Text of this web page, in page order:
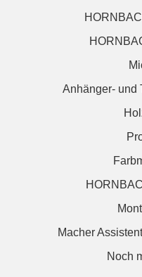
Anhänger- und
Macher
Noch